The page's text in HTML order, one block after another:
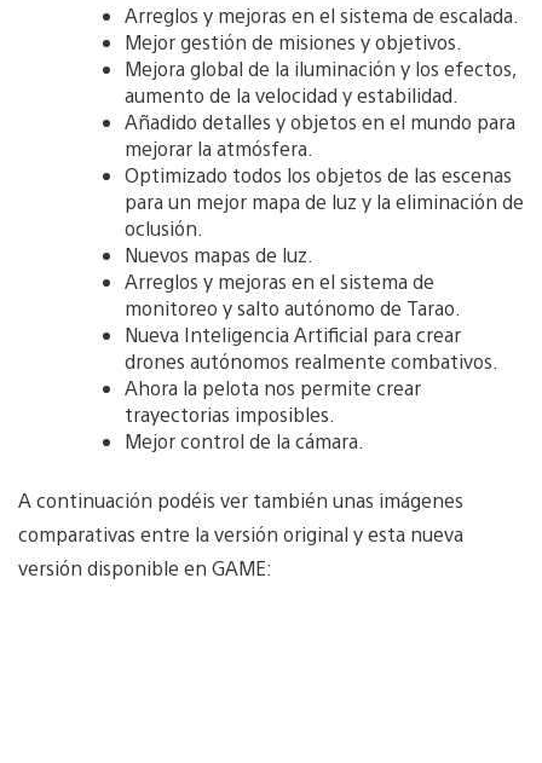
Arreglos y mejoras en el sistema de escalada.
Mejor gestión de misiones y objetivos.
Mejora global de la iluminación y los efectos,
aumento de la velocidad y estabilidad.
Añadido detalles y objetos en el mundo para
mejorar la atmósfera.
Optimizado todos los objetos de las escenas
para un mejor mapa de luz y la eliminación de
oclusión.
Nuevos mapas de luz.
Arreglos y mejoras en el sistema de
monitoreo y salto autónomo de Tarao.
Nueva Inteligencia Artificial para crear
drones autónomos realmente combativos.
Ahora la pelota nos permite crear
trayectorias imposibles.
Mejor control de la cámara.
A continuación podéis ver también unas imágenes
comparativas entre la versión original y esta nueva
versión disponible en GAME: